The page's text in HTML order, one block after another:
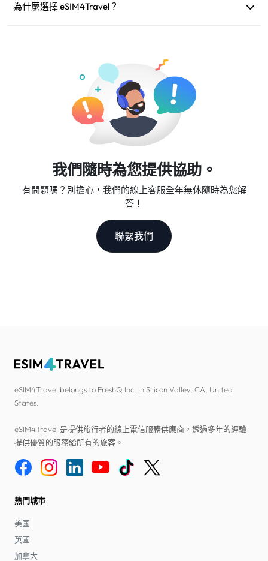
請退款。退款會在 5-7 個工作日內退回您的原付款賬戶。
為什麼選擇 eSIM4Travel？
我們隨時為您提供協助。
有問題嗎？別擔心，我們的線上客服全年無休隨時為您解
答！
聯繫我們
eSIM4Travel belongs to FreshQ Inc. in Silicon Valley, CA, United
States.
eSIM4Travel 是提供旅行者的線上電信服務供應商，透過多年的經驗
提供優質的服務給所有的旅客。
熱門城市
美國
英國
加拿大